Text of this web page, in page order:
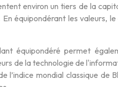
environ un tiers de la
équipondérant les valeurs,
équipondéré permet
de la technologie de
l’indice mondial classique de